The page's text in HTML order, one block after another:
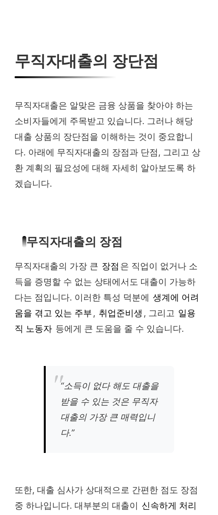
무직자대출의 장단점
무직자대출은 알맞은 금융 상품을 찾아야 하는
소비자들에게 주목받고 있습니다. 그러나 해당
대출 상품의 장단점을 이해하는 것이 중요합니
다. 아래에 무직자대출의 장점과 단점, 그리고 상
환 계획의 필요성에 대해 자세히 알아보도록 하
겠습니다.
무직자대출의 장점
무직자대출의 가장 큰 장점 은 직업이 없거나 소
득을 증명할 수 없는 상태에서도 대출이 가능하
다는 점입니다. 이러한 특성 덕분에 생계에 어려
움을 겪고 있는 주부 , 취업준비생 , 그리고 일용
직 노동자 등에게 큰 도움을 줄 수 있습니다.
“소득이 없다 해도 대출을
받을 수 있는 것은 무직자
대출의 가장 큰 매력입니
다.”
또한, 대출 심사가 상대적으로 간편한 점도 장점
중 하나입니다. 대부분의 대출이 신속하게 처리